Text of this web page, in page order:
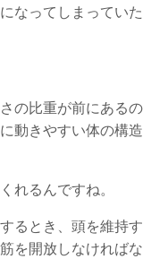
なってしまっていた
の比重が前にあるの
動きやすい体の構造
れるんですね。
るとき、頭を維持す
を開放しなければな